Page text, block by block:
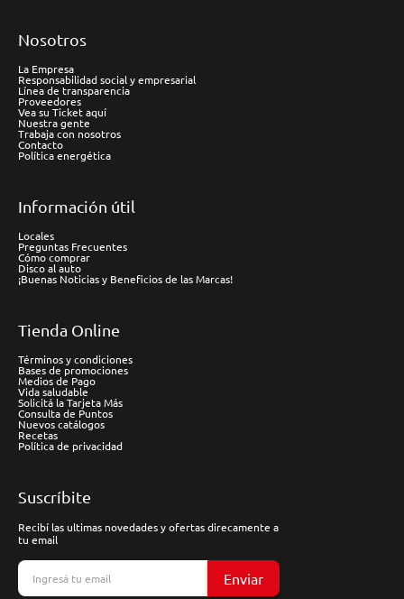
Nosotros
La Empresa
Responsabilidad social y empresarial
Línea de transparencia
Proveedores
Vea su Ticket aquí
Nuestra gente
Trabaja con nosotros
Contacto
Política energética
Información útil
Locales
Preguntas Frecuentes
Cómo comprar
Disco al auto
¡Buenas Noticias y Beneficios de las Marcas!
Tienda Online
Términos y condiciones
Bases de promociones
Medios de Pago
Vida saludable
Solicitá la Tarjeta Más
Consulta de Puntos
Nuevos catálogos
Recetas
Política de privacidad
Suscríbite
Recibí las ultimas novedades y ofertas direcamente a
tu email
Enviar